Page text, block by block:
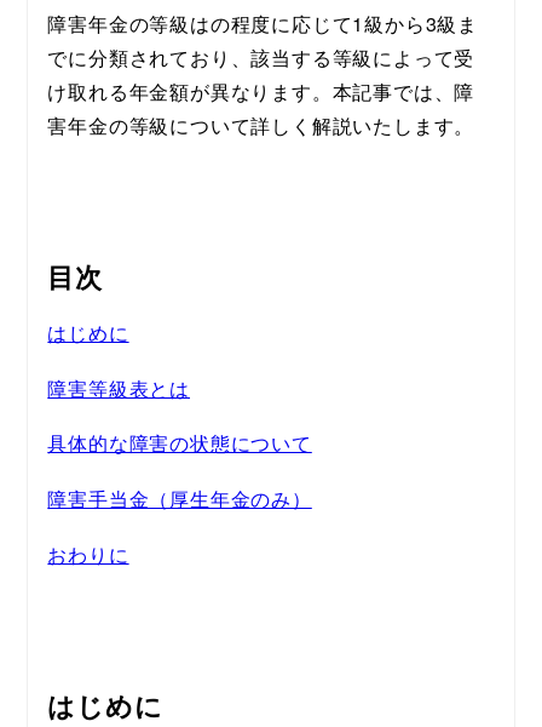
障害年金の等級はの程度に応じて1級から3級ま
でに分類されており、該当する等級によって受
け取れる年金額が異なります。本記事では、障
害年金の等級について詳しく解説いたします。
目次
はじめに
障害等級表とは
具体的な障害の状態について
障害手当金（厚生年金のみ）
おわりに
はじめに